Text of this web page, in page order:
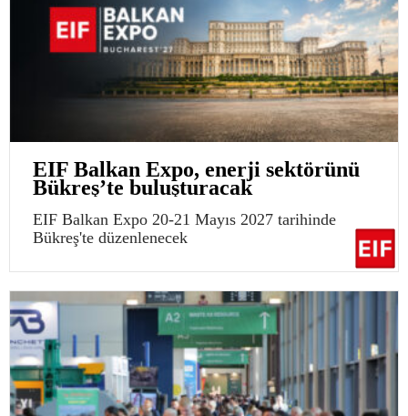
EIF Balkan Expo, enerji sektörünü
Bükreş’te buluşturacak
EIF Balkan Expo 20-21 Mayıs 2027 tarihinde
Bükreş'te düzenlenecek